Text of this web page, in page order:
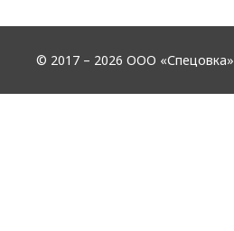
© 2017 – 2026 ООО «Спецовка»